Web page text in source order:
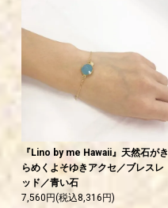
『Lino by me Hawaii』天然石がき
らめくよそゆきアクセ／ブレスレ
ッド／青い石
7,560円(税込8,316円)